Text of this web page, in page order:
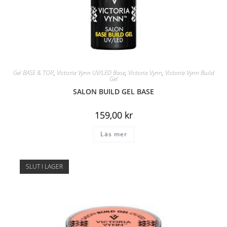
Gel BASE & TOP, Victoria Vynn UV/LED Base, Victoria Vynn, Victoria Vynn Build
Gel
SALON BUILD GEL BASE
159,00 kr
Läs mer
SLUT I LAGER